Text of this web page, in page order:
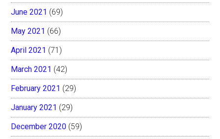
June 2021 (69)
May 2021 (66)
April 2021 (71)
March 2021 (42)
February 2021 (29)
January 2021 (29)
December 2020 (59)